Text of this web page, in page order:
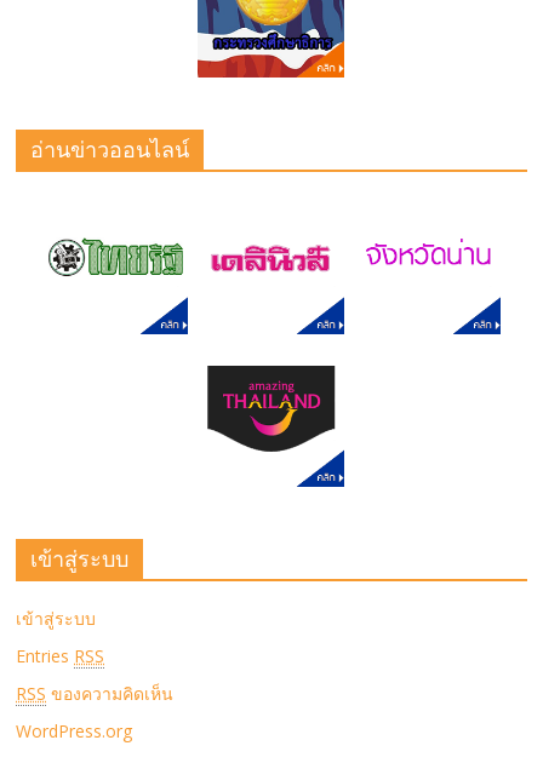
อ่านข่าวออนไลน์
เข้าสู่ระบบ
เข้าสู่ระบบ
Entries RSS
RSS ของความคิดเห็น
WordPress.org